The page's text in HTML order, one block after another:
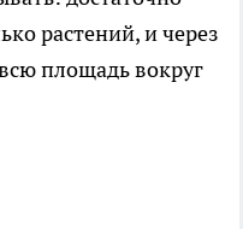
растений, и через
площадь вокруг